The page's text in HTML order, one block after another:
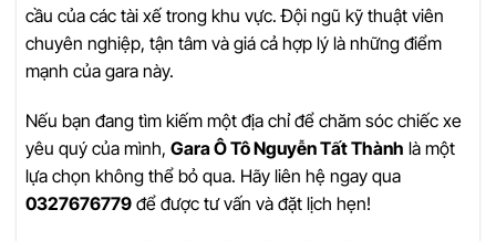
cầu của các tài xế trong khu vực. Đội ngũ kỹ thuật viên
chuyên nghiệp, tận tâm và giá cả hợp lý là những điểm
mạnh của gara này.
Nếu bạn đang tìm kiếm một địa chỉ để chăm sóc chiếc xe
yêu quý của mình, Gara Ô Tô Nguyễn Tất Thành là một
lựa chọn không thể bỏ qua. Hãy liên hệ ngay qua
0327676779 để được tư vấn và đặt lịch hẹn!